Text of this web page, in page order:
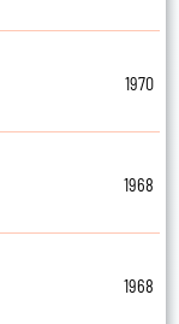
1970
1968
1968